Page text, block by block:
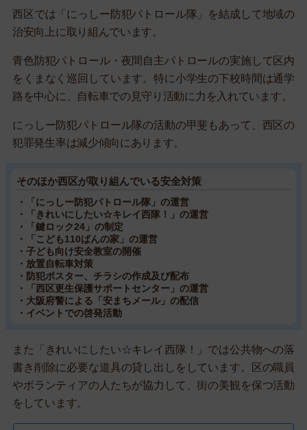
西区では「にっしー防犯パトロール隊」を結成して地域の
治安向上に取り組んでいます。
青色防犯パトロール・夜間自主パトロールの実施して区内
をくまなく巡回しています。特に小学生の下校時間は通学
路を中心に、自転車での見守り活動に力を入れています。
にっしー防犯パトロール隊の活動の甲斐もあって、西区の
犯罪発生率は減少傾向にあります。
そのほか西区が取り組んでいる安全対策
・「にっしー防犯パトロール隊」の運営
・「きれいにしたい☆キレイ西隊！」の運営
・「鍵ロック24」の制定
・「こども110ばんの家」の運営
・子ども向け安全教室の開催
・放置自転車対策
・防犯ポスター、チラシの作成及び配布
・「西区更生保護サポートセンター」の運営
・大阪府警による「安まちメール」の配信
・イベントでの啓発活動
また「きれいにしたい☆キレイ西隊！」では公共物への落
書き削除に必要な道具の貸し出しをしています。区の職員
やボランティアの人たちが協力して、街の美観を保つ活動
をしています。